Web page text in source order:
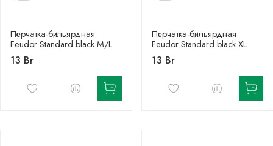
Перчатка-бильярдная
Feudor Standard black M/L
13 Br
Перчатка-бильярдная
Feudor Standard black XL
13 Br